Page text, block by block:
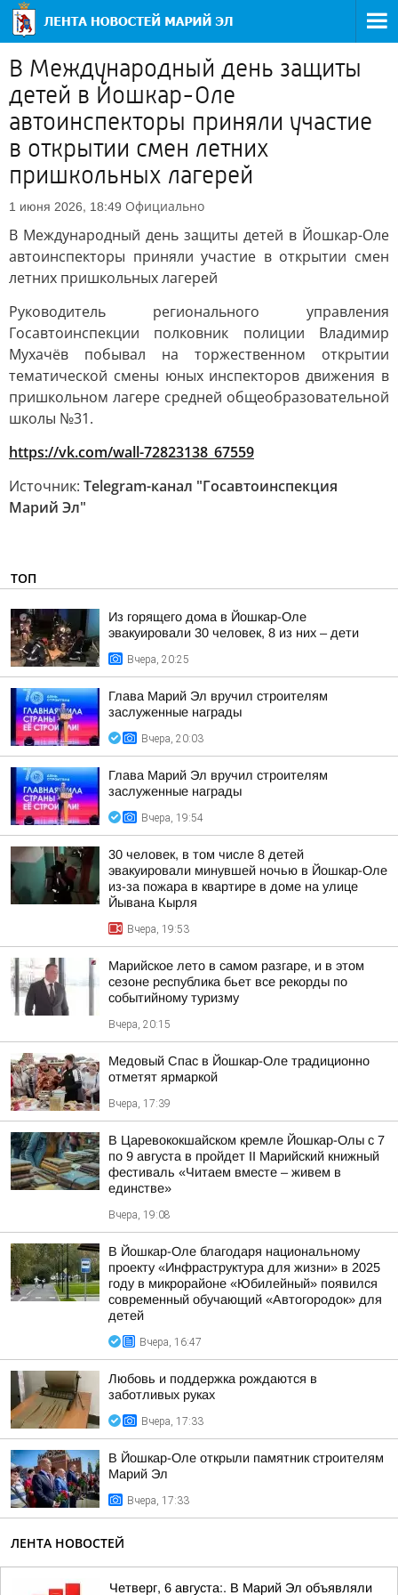
В Международный день защиты
детей в Йошкар-Оле
автоинспекторы приняли участие
в открытии смен летних
пришкольных лагерей
1 июня 2026, 18:49 Официально
В Международный день защиты детей в Йошкар-Оле
автоинспекторы приняли участие в открытии смен
летних пришкольных лагерей
Руководитель регионального управления
Госавтоинспекции полковник полиции Владимир
Мухачёв побывал на торжественном открытии
тематической смены юных инспекторов движения в
пришкольном лагере средней общеобразовательной
школы №31.
https://vk.com/wall-72823138_67559
Источник: Telegram-канал "Госавтоинспекция
Марий Эл"
ТОП
Из горящего дома в Йошкар-Оле
эвакуировали 30 человек, 8 из них – дети
Вчера, 20:25
Глава Марий Эл вручил строителям
заслуженные награды
Вчера, 20:03
Глава Марий Эл вручил строителям
заслуженные награды
Вчера, 19:54
30 человек, в том числе 8 детей
эвакуировали минувшей ночью в Йошкар-Оле
из-за пожара в квартире в доме на улице
Йывана Кырля
Вчера, 19:53
Марийское лето в самом разгаре, и в этом
сезоне республика бьет все рекорды по
событийному туризму
Вчера, 20:15
Медовый Спас в Йошкар-Оле традиционно
отметят ярмаркой
Вчера, 17:39
В Царевококшайском кремле Йошкар-Олы с 7
по 9 августа в пройдет II Марийский книжный
фестиваль «Читаем вместе – живем в
единстве»
Вчера, 19:08
В Йошкар-Оле благодаря национальному
проекту «Инфраструктура для жизни» в 2025
году в микрорайоне «Юбилейный» появился
современный обучающий «Автогородок» для
детей
Вчера, 16:47
Любовь и поддержка рождаются в
заботливых руках
Вчера, 17:33
В Йошкар-Оле открыли памятник строителям
Марий Эл
Вчера, 17:33
ЛЕНТА НОВОСТЕЙ
Четверг, 6 августа:. В Марий Эл объявляли